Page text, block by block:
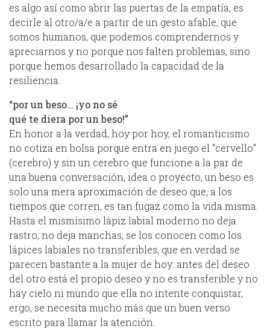
es algo así como abrir las puertas de la empatía, es
decirle al otro/a/e a partir de un gesto afable, que
somos humanos, que podemos comprendernos y
apreciarnos y no porque nos falten problemas, sino
porque hemos desarrollado la capacidad de la
resiliencia.
“por un beso… ¡yo no sé
qué te diera por un beso!”
En honor a la verdad, hoy por hoy, el romanticismo
no cotiza en bolsa porque entra en juego el “cervello”
(cerebro) y sin un cerebro que funcione a la par de
una buena conversación, idea o proyecto, un beso es
solo una mera aproximación de deseo que, a los
tiempos que corren, es tan fugaz como la vida misma.
Hasta el mismísimo lápiz labial moderno no deja
rastro, no deja manchas, se los conocen como los
lápices labiales no transferibles, que en verdad se
parecen bastante a la mujer de hoy: antes del deseo
del otro está el propio deseo y no es transferible y no
hay cielo ni mundo que ella no intente conquistar,
ergo, se necesita mucho más que un buen verso
escrito para llamar la atención.